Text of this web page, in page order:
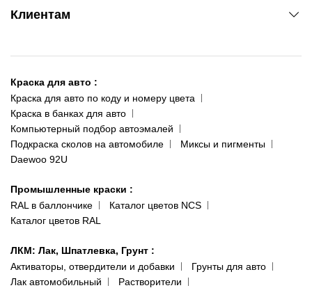
ул. Рабочая, 2-а
093 611-39-23
(ориентир: Интайм №40)
Одесса
пр-т Акад. Глушко, 29
066 554-97-70
Клиентам
Доставка и оплата
Сотрудничество
Наши публикации
Публичная оферта
Политика конфиденциальности
Краска для авто :
Краска для авто по коду и номеру цвета
Краска в банках для авто
Компьютерный подбор автоэмалей
Подкраска сколов на автомобиле
Миксы и пигменты
Daewoo 92U
Промышленные краски :
RAL в баллончике
Каталог цветов NCS
Каталог цветов RAL
ЛКМ: Лак, Шпатлевка, Грунт :
Активаторы, отвердители и добавки
Грунты для авто
Лак автомобильный
Растворители